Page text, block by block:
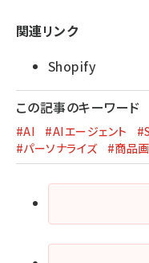
関連リンク
Shopify
この記事のキーワード
#AI #AIエージェント
#パーソナライズ
#商品